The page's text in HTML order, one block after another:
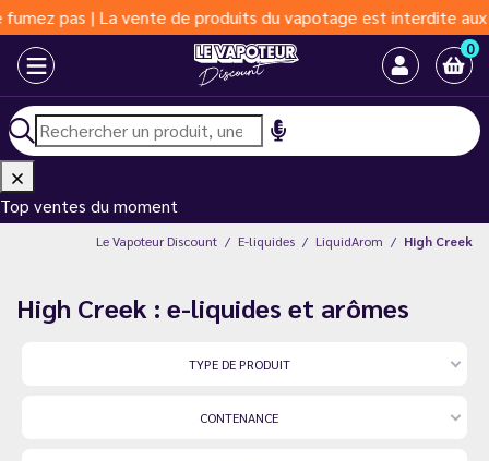
pas | La vente de produits du vapotage est interdite aux
0
Top ventes du moment
Le Vapoteur Discount E-liquides LiquidArom High Creek
High Creek : e-liquides et arômes
TYPE DE PRODUIT
CONTENANCE